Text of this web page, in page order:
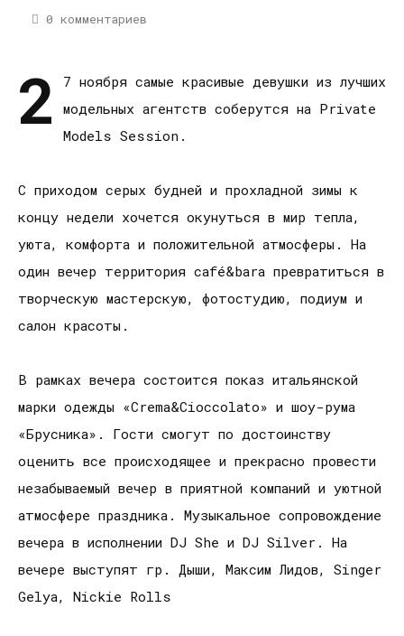
0 комментариев
2
7 ноября самые красивые девушки из лучших
модельных агентств соберутся на Private
Models Session.
С приходом серых будней и прохладной зимы к
концу недели хочется окунуться в мир тепла,
уюта, комфорта и положительной атмосферы. На
один вечер территория café&barа превратиться в
творческую мастерскую, фотостудию, подиум и
салон красоты.
В рамках вечера состоится показ итальянской
марки одежды «Crema&Cioccolato» и шоу-рума
«Брусника». Гости смогут по достоинству
оценить все происходящее и прекрасно провести
незабываемый вечер в приятной компаний и уютной
атмосфере праздника. Музыкальное сопровождение
вечера в исполнении DJ She и DJ Silver. На
вечере выступят гр. Дыши, Максим Лидов, Singer
Gelya, Nickie Rolls